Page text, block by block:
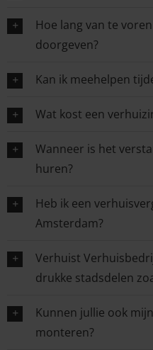
Hoe lang van te
doorgeven?
Kan ik meehelpen
Wat kost een
Wanneer is het
huren?
Heb ik een
Amsterdam?
Verhuist
drukke stadsdelen
Kunnen jullie ook
monteren?